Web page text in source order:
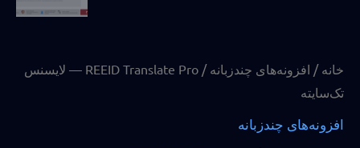
خانه / افزونه‌های چندزبانه
/ REEID Translate Pro — لایسنس
تک‌سایته
افزونه‌های چندزبانه